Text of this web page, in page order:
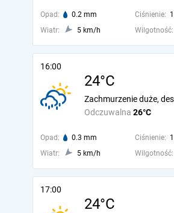
Opad: 0.2 mm Ciśnienie:
Wiatr:
5 km/h Wilgotność:
16:00
24°C
Odczuwalna 26°C
Zachmurzenie duże,
Opad: 0.3 mm Ciśnienie:
Wiatr:
5 km/h Wilgotność:
17:00
24°C